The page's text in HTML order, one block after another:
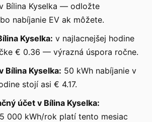
Bílina Kyselka — odložte
nabíjanie EV ak môžete.
Kyselka: v najlacnejšej hodine
€ 0.36 — výrazná úspora ročne.
Bílina Kyselka: 50 kWh nabíjanie v
stojí asi € 4.17.
účet v Bílina Kyselka:
000 kWh/rok platí tento mesiac